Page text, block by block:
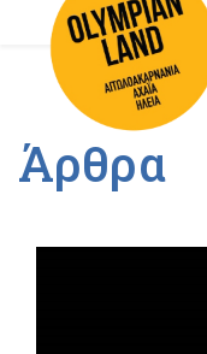
Άρθρα